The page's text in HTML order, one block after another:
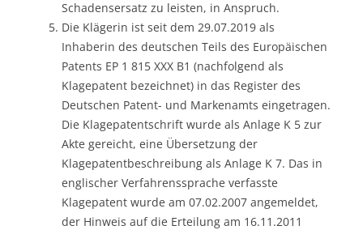
Schadensersatz zu leisten, in Anspruch.
Die Klägerin ist seit dem 29.07.2019 als
Inhaberin des deutschen Teils des Europäischen
Patents EP 1 815 XXX B1 (nachfolgend als
Klagepatent bezeichnet) in das Register des
Deutschen Patent- und Markenamts eingetragen.
Die Klagepatentschrift wurde als Anlage K 5 zur
Akte gereicht, eine Übersetzung der
Klagepatentbeschreibung als Anlage K 7. Das in
englischer Verfahrenssprache verfasste
Klagepatent wurde am 07.02.2007 angemeldet,
der Hinweis auf die Erteilung am 16.11.2011